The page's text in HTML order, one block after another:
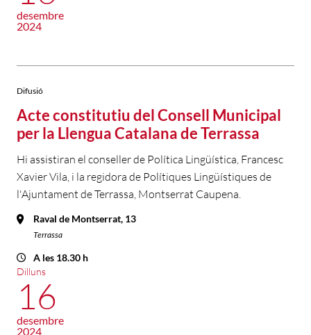
desembre
2024
Difusió
Acte constitutiu del Consell Municipal
per la Llengua Catalana de Terrassa
Hi assistiran el conseller de Política Lingüística, Francesc
Xavier Vila, i la regidora de Polítiques Lingüístiques de
l'Ajuntament de Terrassa, Montserrat Caupena.
Raval de Montserrat, 13
Terrassa
A les 18.30 h
Dilluns
16
desembre
2024